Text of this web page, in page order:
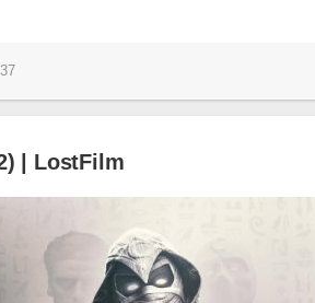
| LostFilm